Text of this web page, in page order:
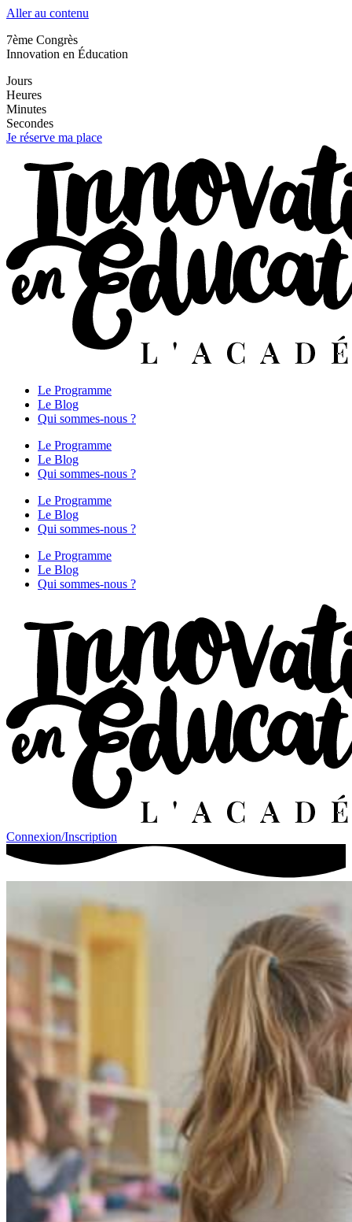
Aller au contenu
7ème Congrès
Innovation en Éducation
Jours
Heures
Minutes
Secondes
Je réserve ma place
Le Programme
Le Blog
Qui sommes-nous ?
Le Programme
Le Blog
Qui sommes-nous ?
Le Programme
Le Blog
Qui sommes-nous ?
Le Programme
Le Blog
Qui sommes-nous ?
Connexion/Inscription